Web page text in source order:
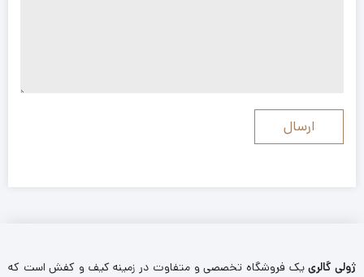
ژولی گالرییک فروشگاه تخصصی و متفاوت در زمینه کیف و کفش است که